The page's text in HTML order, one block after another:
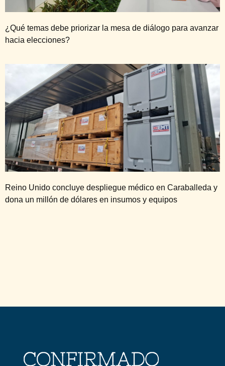
¿Qué temas debe priorizar la mesa de diálogo para avanzar
hacia elecciones?
Reino Unido concluye despliegue médico en Caraballeda y
dona un millón de dólares en insumos y equipos